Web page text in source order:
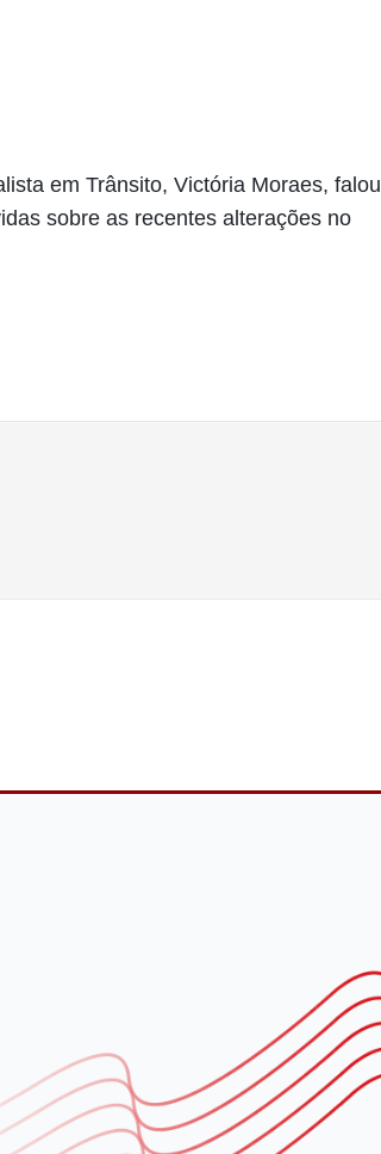
em Trânsito, Victória Moraes, falou
sobre as recentes alterações no